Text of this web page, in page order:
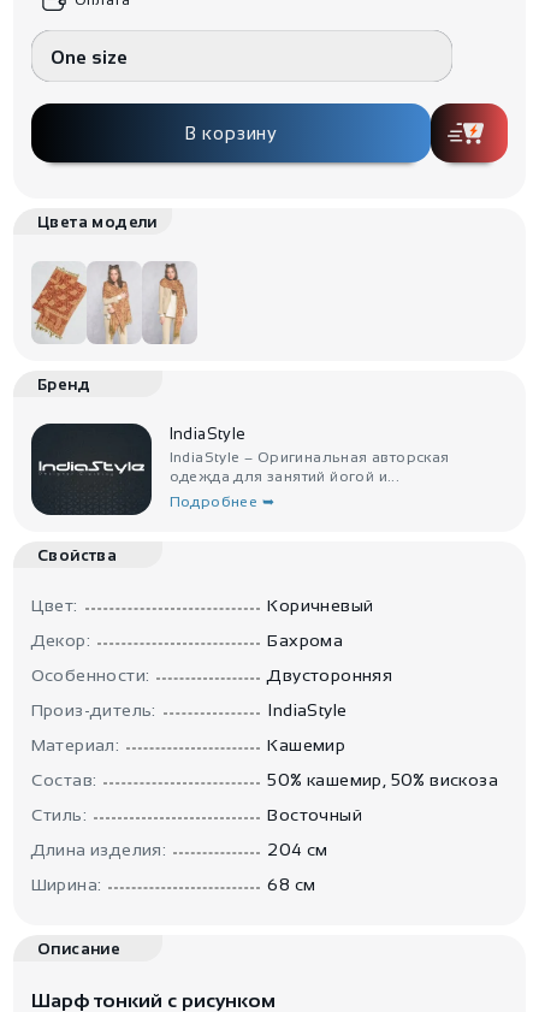
One size
В корзину
Цвета модели
Бренд
IndiaStyle
IndiaStyle – Оригинальная авторская
одежда для занятий йогой и...
Подробнее ➥
Свойства
Цвет:
Коричневый
Декор:
Бахрома
Особенности:
Двусторонняя
Произ-дитель:
IndiaStyle
Материал:
Кашемир
Состав:
50% кашемир, 50% вискоза
Стиль:
Восточный
Длина изделия:
204 см
Ширина:
68 см
Описание
Шарф тонкий с рисунком